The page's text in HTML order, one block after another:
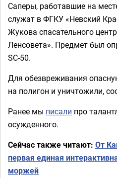
Саперы, работавшие на
служат в ФГКУ «Невский
Жукова спасательного
Ленсовета». Предмет был
SC-50.
Для обезвреживания
на полигон и уничтожили,
Ранее мы писали про
осужденного.
Сейчас также читают: От
первая единая
моржей